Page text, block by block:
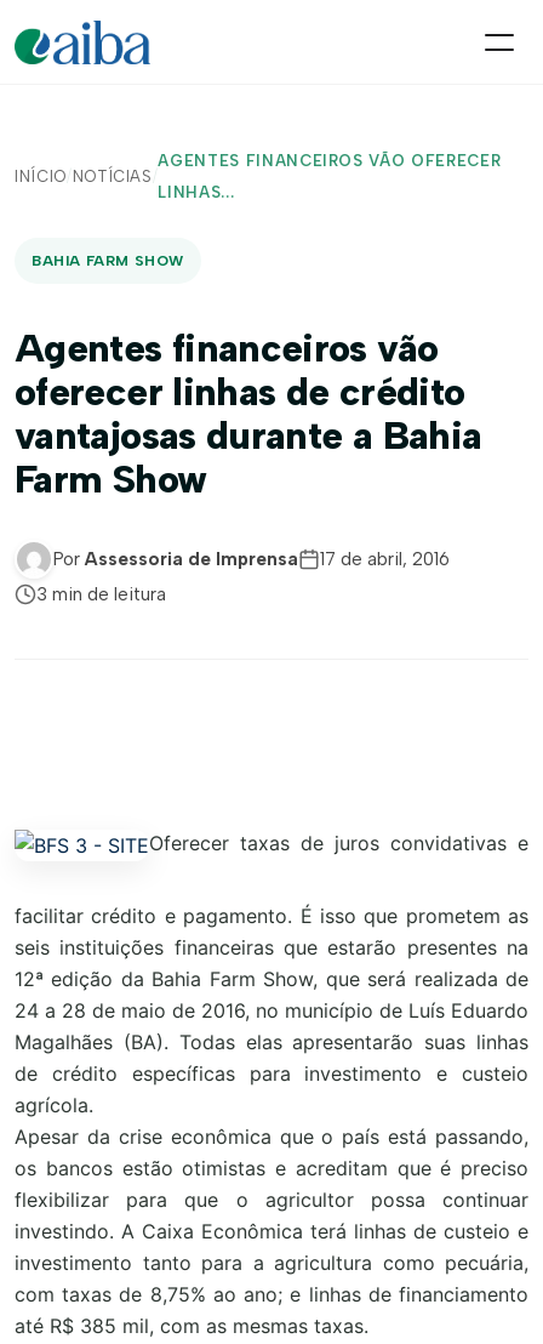
INÍCIO/ NOTÍCIAS /
AGENTES FINANCEIROS VÃO OFERECER
LINHAS...
BAHIA FARM SHOW
Agentes financeiros vão
oferecer linhas de crédito
vantajosas durante a Bahia
Farm Show
Por Assessoria de Imprensa
17 de abril, 2016
3 min de leitura
Oferecer taxas de juros convidativas e
facilitar crédito e pagamento. É isso que prometem as
seis instituições financeiras que estarão presentes na
12ª edição da Bahia Farm Show, que será realizada de
24 a 28 de maio de 2016, no município de Luís Eduardo
Magalhães (BA). Todas elas apresentarão suas linhas
de crédito específicas para investimento e custeio
agrícola.
Apesar da crise econômica que o país está passando,
os bancos estão otimistas e acreditam que é preciso
flexibilizar para que o agricultor possa continuar
investindo. A Caixa Econômica terá linhas de custeio e
investimento tanto para a agricultura como pecuária,
com taxas de 8,75% ao ano; e linhas de financiamento
até R$ 385 mil, com as mesmas taxas.